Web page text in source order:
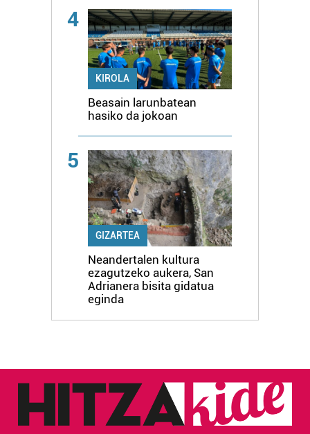
4
KIROLA
Beasain larunbatean
hasiko da jokoan
5
GIZARTEA
Neandertalen kultura
ezagutzeko aukera, San
Adrianera bisita gidatua
eginda